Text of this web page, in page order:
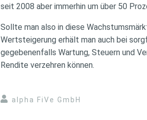
seit 2008 aber immerhin um über 50
Sollte man also in diese
Wertsteigerung erhält man auch bei
gegebenenfalls Wartung, Steuern und
Rendite verzehren können.
alpha FiVe GmbH